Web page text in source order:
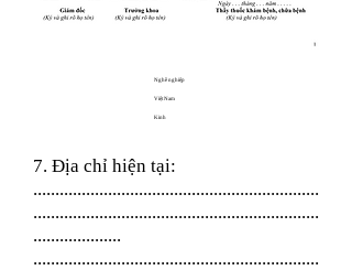
Nghề nghiệp
Việt Nam
Kinh
7. Địa chỉ hiện tại:
.................................................................
.................................................................
....................
.................................................................